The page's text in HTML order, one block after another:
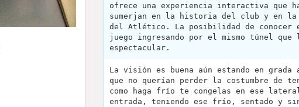
ofrece una experiencia interactiva que
sumerjan en la historia del club y en
del Atlético. La posibilidad de conocer
juego ingresando por el mismo túnel que
espectacular.
La visión es buena aún estando en
que no querían perder la costumbre de
como haga frío te congelas en ese
entrada, teniendo ese frío, sentado y